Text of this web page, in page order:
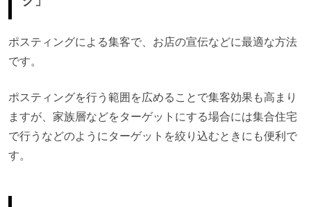
ポスティングによる集客で、お店の宣伝などに最適な方法
です。
ポスティングを行う範囲を広めることで集客効果も高まり
ますが、家族層などをターゲットにする場合には集合住宅
で行うなどのようにターゲットを絞り込むときにも便利で
す。